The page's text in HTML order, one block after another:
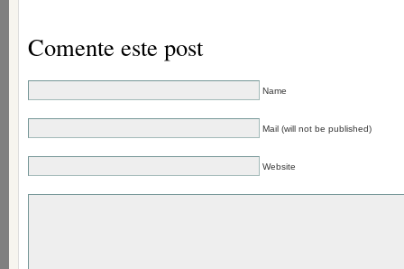
Comente este post
Name
Mail (will not be published)
Website